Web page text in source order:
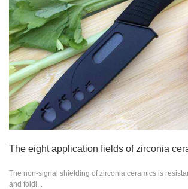
The non-signal shielding of zirconia ceramics is
and foldi...